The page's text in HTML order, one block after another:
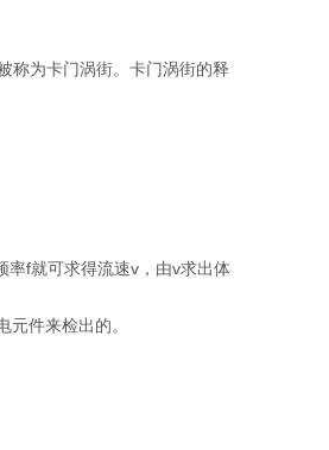
称为卡门涡街。卡门涡街的释
率f就可求得流速v，由v求出体
件来检出的。